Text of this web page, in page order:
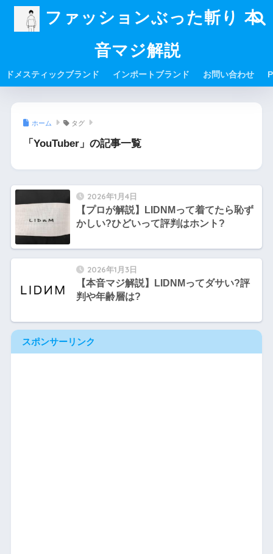
ファッションぶった斬り 本
音マジ解説
ドメスティックブランド インポートブランド お問い合わせ
ホーム タグ
「YouTuber」の記事一覧
2026年1月4日
【プロが解説】LIDNMって着てたら恥ず
かしい?ひどいって評判はホント?
2026年1月3日
【本音マジ解説】LIDNMってダサい?評
判や年齢層は?
スポンサーリンク